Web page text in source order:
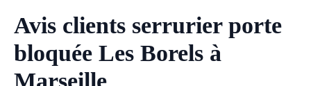
Avis clients serrurier porte
bloquée Les Borels à